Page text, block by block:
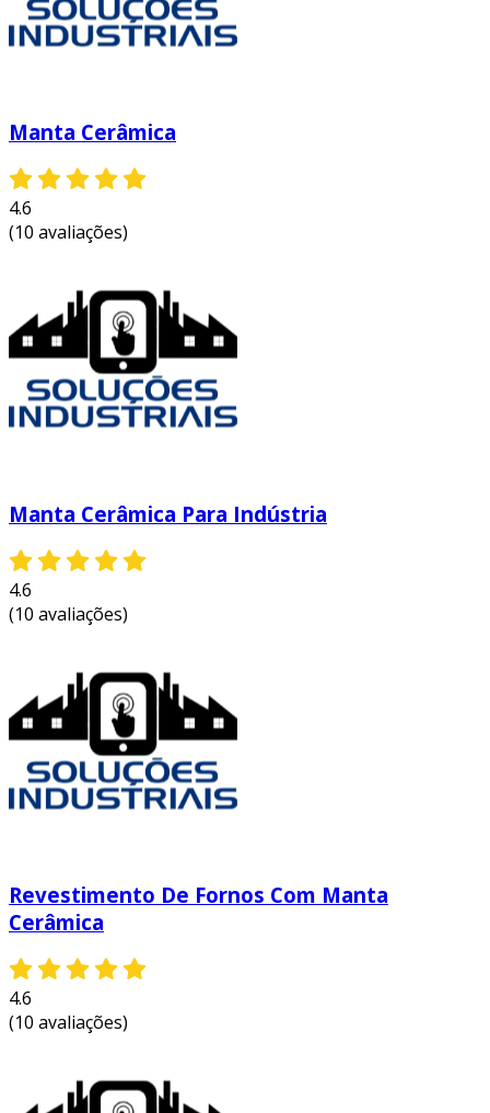
Manta Cerâmica
4.6
(10 avaliações)
Manta Cerâmica Para Indústria
4.6
(10 avaliações)
Revestimento De Fornos Com Manta
Cerâmica
4.6
(10 avaliações)